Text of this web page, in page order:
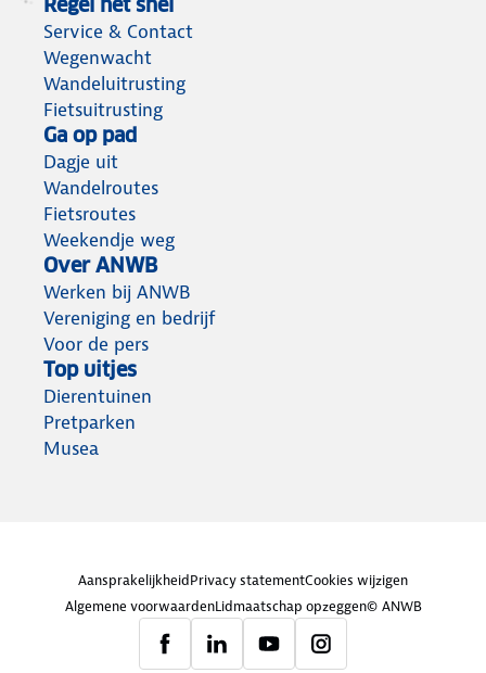
Service & Contact
Wegenwacht
Wandeluitrusting
Fietsuitrusting
Ga op pad
Dagje uit
Wandelroutes
Fietsroutes
Weekendje weg
Over ANWB
Werken bij ANWB
Vereniging en bedrijf
Voor de pers
Top uitjes
Dierentuinen
Pretparken
Musea
AansprakelijkheidPrivacy statementCookies wijzigen
Algemene voorwaardenLidmaatschap opzeggen© ANWB